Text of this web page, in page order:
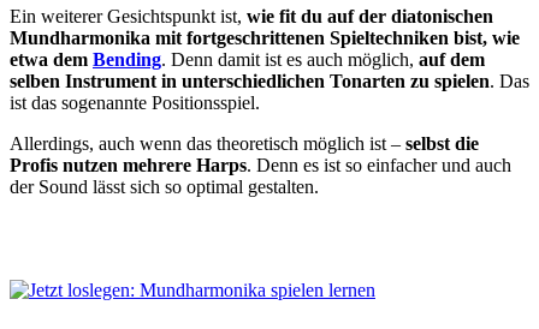
Ein weiterer Gesichtspunkt ist, wie fit du auf der diatonischen
Mundharmonika mit fortgeschrittenen Spieltechniken bist, wie
etwa dem Bending. Denn damit ist es auch möglich, auf dem
selben Instrument in unterschiedlichen Tonarten zu spielen. Das
ist das sogenannte Positionsspiel.
Allerdings, auch wenn das theoretisch möglich ist – selbst die
Profis nutzen mehrere Harps. Denn es ist so einfacher und auch
der Sound lässt sich so optimal gestalten.